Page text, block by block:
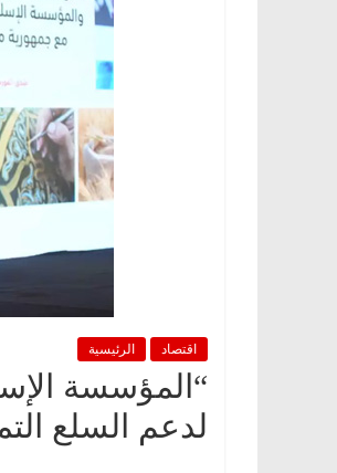
اقتصاد الرئيسية
لدعم السلع